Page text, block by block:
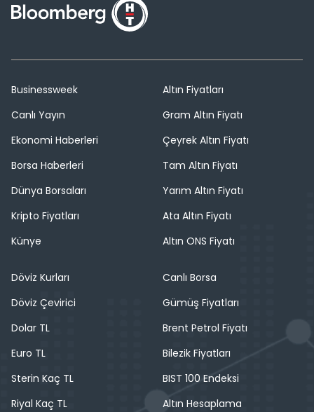
Businessweek
Canlı Yayın
Ekonomi Haberleri
Borsa Haberleri
Dünya Borsaları
Kripto Fiyatları
Künye
Altın Fiyatları
Gram Altın Fiyatı
Çeyrek Altın Fiyatı
Tam Altın Fiyatı
Yarım Altın Fiyatı
Ata Altın Fiyatı
Altın ONS Fiyatı
Döviz Kurları
Döviz Çevirici
Dolar TL
Euro TL
Sterin Kaç TL
Riyal Kaç TL
Canlı Borsa
Gümüş Fiyatları
Brent Petrol Fiyatı
Bilezik Fiyatları
BIST 100 Endeksi
Altın Hesaplama